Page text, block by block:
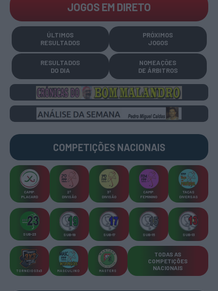
JOGOS EM DIRETO
ÚLTIMOS
RESULTADOS
PRÓXIMOS
JOGOS
RESULTADOS
DO DIA
NOMEAÇÕES
DE ÁRBITROS
COMPETIÇÕES NACIONAIS
CAMP
PLACARD
2ª
DIVISÃO
3ª
DIVISÃO
CAMP
FEMININO
TAÇAS
DIVERSAS
SUB-23 SUB-19 SUB-17 SUB-15 SUB-13
TORNEIOS 3x3 MASCULINO MASTERS
TODAS AS
COMPETIÇÕES
NACIONAIS